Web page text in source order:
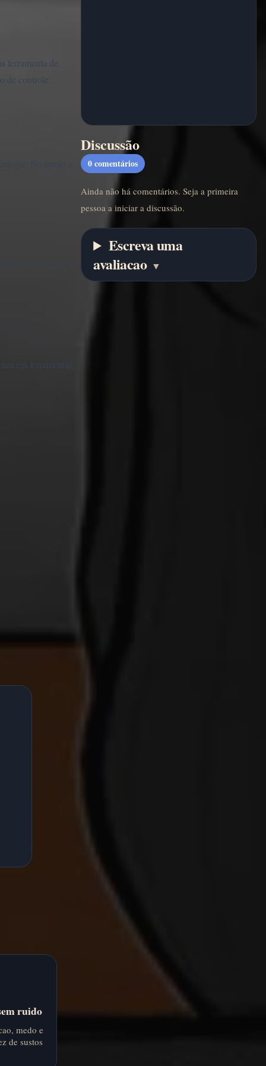
ferramenta de
controle.
em ferramentas
ruido
medo e
de sustos
Discussão
0 comentários
Ainda não há comentários. Seja a primeira
pessoa a iniciar a discussão.
Escreva uma
avaliacao ▼